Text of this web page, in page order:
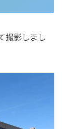
撮影しまし